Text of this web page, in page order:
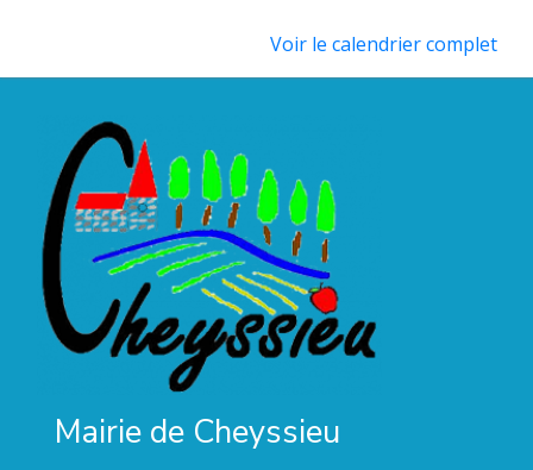
Voir le calendrier complet
Mairie de Cheyssieu